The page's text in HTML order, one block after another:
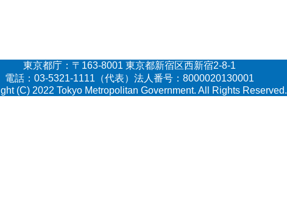
東京都庁：〒163-8001 東京都新宿区西新宿2-8-1
電話：03-5321-1111（代表）法人番号：8000020130001
(C) 2022 Tokyo Metropolitan Government. All Rights Reserved.